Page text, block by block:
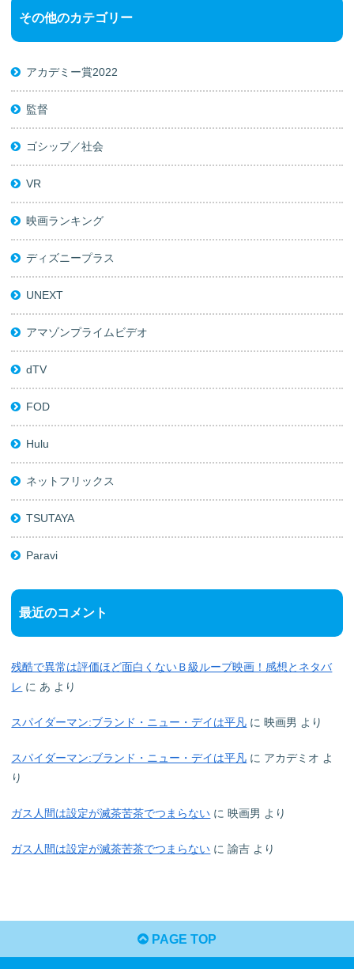
その他のカテゴリー
アカデミー賞2022
監督
ゴシップ／社会
VR
映画ランキング
ディズニープラス
UNEXT
アマゾンプライムビデオ
dTV
FOD
Hulu
ネットフリックス
TSUTAYA
Paravi
最近のコメント
残酷で異常は評価ほど面白くないＢ級ループ映画！感想とネタバ
レ に あ より
スパイダーマン:ブランド・ニュー・デイは平凡 に映画男 より
スパイダーマン:ブランド・ニュー・デイは平凡 に アカデミオ よ
り
ガス人間は設定が滅茶苦茶でつまらない に映画男 より
ガス人間は設定が滅茶苦茶でつまらない に諭吉 より
PAGE TOP